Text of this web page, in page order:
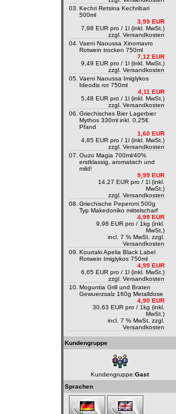
03. Kechri Retsina Kechribari
500ml
3,99 EUR
7,98 EUR pro / 1l (inkl. MwSt.)
zzgl. Versandkosten
04. Vaeni Naoussa Xinomavro
Rotwein trocken 750ml
7,12 EUR
9,49 EUR pro / 1l (inkl. MwSt.)
zzgl. Versandkosten
05. Vaeni Naoussa Imiglykos
Ideodis rot 750ml
4,11 EUR
5,48 EUR pro / 1l (inkl. MwSt.)
zzgl. Versandkosten
06. Griechisches Bier Lagerbier
Mythos 330ml inkl. 0,25€
Pfand
1,60 EUR
4,85 EUR pro / 1l (inkl. MwSt.)
zzgl. Versandkosten
07. Ouzo Magia 700ml/40%
erstklassig, aromatisch und
mild!
9,99 EUR
14,27 EUR pro / 1l (inkl.
MwSt.)
zzgl. Versandkosten
08. Griechische Peperoni 500g
Typ Makedoniko mittelscharf
4,99 EUR
9,98 EUR pro / 1kg (inkl.
MwSt.)
incl. 7 % MwSt. zzgl.
Versandkosten
09. Kourtaki Apelia Black Label
Rotwein Imiglykos 750ml
4,99 EUR
6,65 EUR pro / 1l (inkl. MwSt.)
zzgl. Versandkosten
10. Moguntia Grill und Braten
Gewuerzsalz 160g Metalldose
4,90 EUR
30,63 EUR pro / 1kg (inkl.
MwSt.)
incl. 7 % MwSt. zzgl.
Versandkosten
Kundengruppe
Kundengruppe:Gast
Sprachen